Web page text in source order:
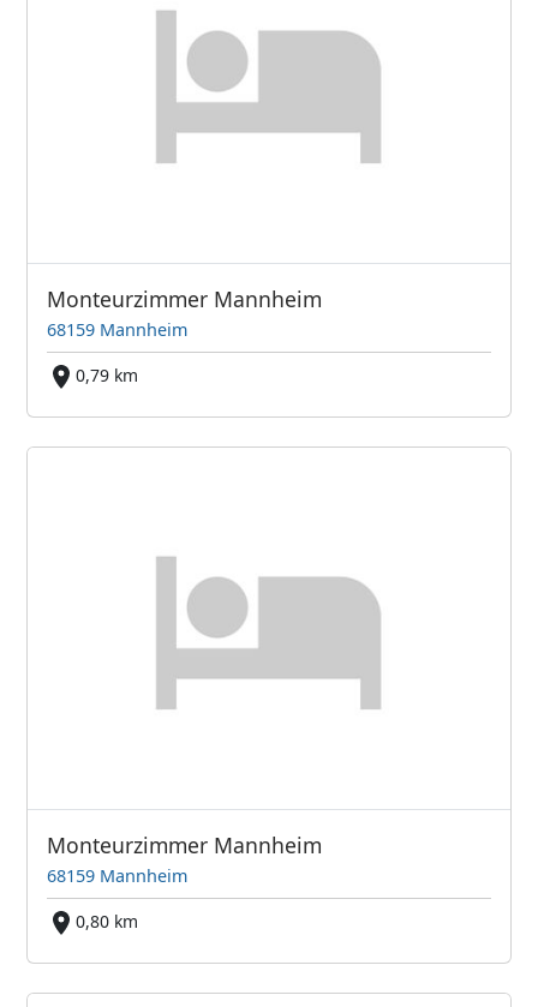
Monteurzimmer Mannheim
68159 Mannheim
0,79 km
Monteurzimmer Mannheim
68159 Mannheim
0,80 km